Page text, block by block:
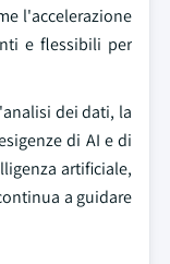
l'accelerazione
e flessibili per
dei dati, la
di AI e di
artificiale,
a guidare